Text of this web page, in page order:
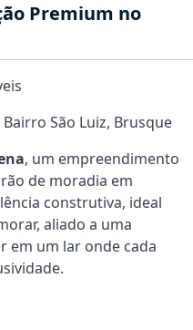
Premium no
São Luiz, Brusque
, um empreendimento
de moradia em
construtiva, ideal
aliado a uma
em um lar onde cada